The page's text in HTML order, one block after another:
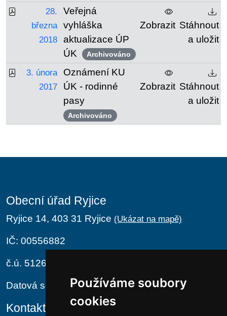
Používáme soubory
cookies
28.
března
2018
Veřejná
vyhláška
aktualizace ÚP
ÚK
Archivováno
Zobrazit Stáhnout
a uložit
3. února
2017
Oznámení KU
ÚK - rodinné
pasy
Archivováno
Zobrazit Stáhnout
a uložit
Obecní úřad Ryjice
Ryjice 14, 403 31 Ryjice (Ukázat na mapě)
IČ: 00556882
č.ú. 5126411/0100
Datová schránka: hvwa7jr
Kontakt